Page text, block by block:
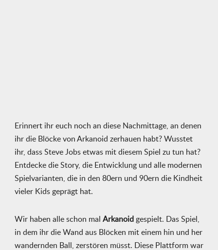
Erinnert ihr euch noch an diese Nachmittage, an denen
ihr die Blöcke von Arkanoid zerhauen habt? Wusstet
ihr, dass Steve Jobs etwas mit diesem Spiel zu tun hat?
Entdecke die Story, die Entwicklung und alle modernen
Spielvarianten, die in den 80ern und 90ern die Kindheit
vieler Kids geprägt hat.
Wir haben alle schon mal Arkanoid gespielt. Das Spiel,
in dem ihr die Wand aus Blöcken mit einem hin und her
wandernden Ball, zerstören müsst. Diese Plattform war